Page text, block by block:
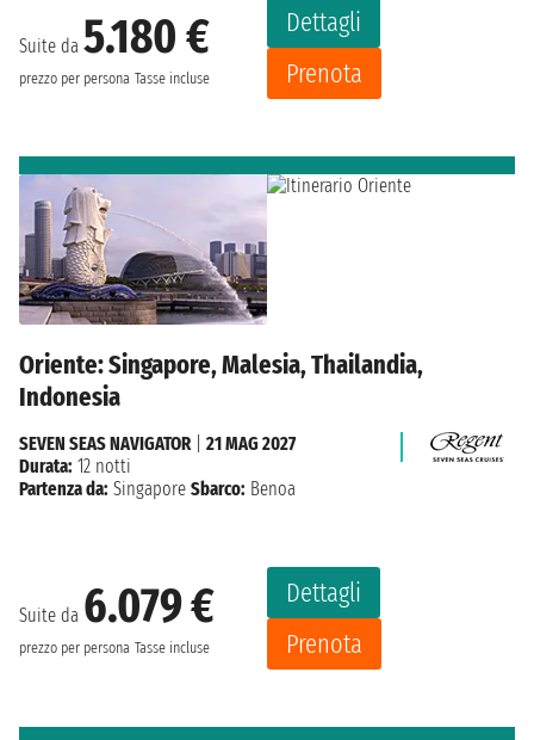
Suite da 5.180 €
prezzo per persona Tasse incluse
Dettagli
Prenota
Oriente: Singapore, Malesia, Thailandia,
Indonesia
Suite da 6.079 €
prezzo per persona Tasse incluse
Dettagli
Prenota
SEVEN SEAS NAVIGATOR| 21 MAG 2027
Durata: 12 notti
Partenza da: Singapore Sbarco: Benoa